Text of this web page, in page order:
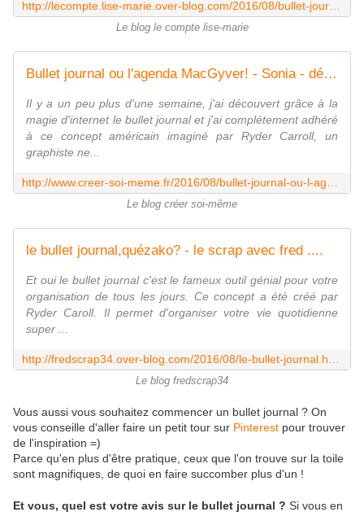
Le blog le compte lise-marie
Bullet journal ou l'agenda MacGyver! - Sonia - démonstratrices Stampin'Up! ® en Normandie
Il y a un peu plus d'une semaine, j'ai découvert grâce à la
magie d'internet le bullet journal et j'ai complétement adhéré
à ce concept américain imaginé par Ryder Carroll, un
graphiste ne...
Le blog créer soi-même
le bullet journal,quézako? - le scrap avec fred ....
Et oui le bullet journal c'est le fameux outil génial pour votre
organisation de tous les jours. Ce concept a été créé par
Ryder Caroll. Il permet d'organiser votre vie quotidienne
super ...
Le blog fredscrap34
Vous aussi vous souhaitez commencer un bullet journal ? On
vous conseille d'aller faire un petit tour sur Pinterest pour trouver
de l'inspiration =)
Parce qu'en plus d'être pratique, ceux que l'on trouve sur la toile
sont magnifiques, de quoi en faire succomber plus d'un !
Et vous, quel est votre avis sur le bullet journal ? Si vous en